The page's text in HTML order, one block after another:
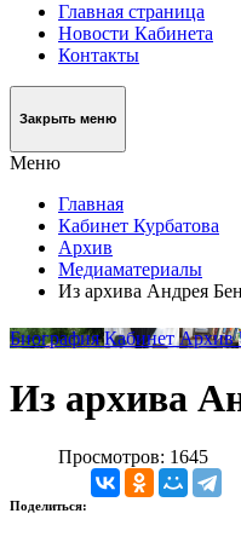
Главная страница
Новости Кабинета
Контакты
Закрыть меню
Меню
Главная
Кабинет Курбатова
Архив
Медиаматериалы
Из архива Андрея
БиографияКабинетАрхив
Из архива
Просмотров: 1645
Поделиться: